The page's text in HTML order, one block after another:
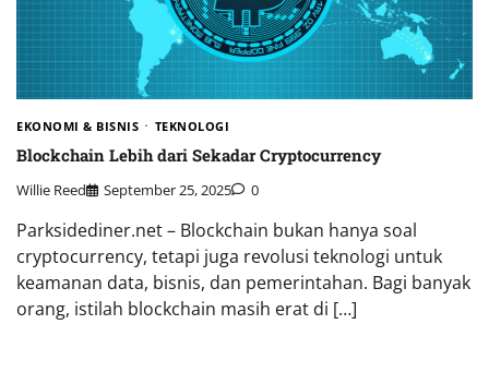
EKONOMI & BISNIS TEKNOLOGI
Blockchain Lebih dari Sekadar Cryptocurrency
Willie Reed September 25, 2025 0
Parksidediner.net – Blockchain bukan hanya soal
cryptocurrency, tetapi juga revolusi teknologi untuk
keamanan data, bisnis, dan pemerintahan. Bagi banyak
orang, istilah blockchain masih erat di […]